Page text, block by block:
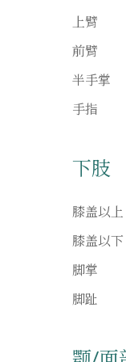
上臂
前臂
半手掌
手指
下肢
膝盖以上
膝盖以下
脚掌
脚趾